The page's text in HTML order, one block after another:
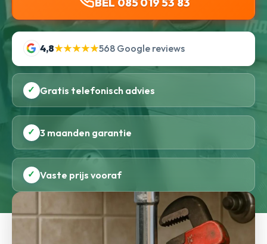
4,8★★★★★568 Google reviews
✓ Gratis telefonisch advies
✓ 3 maanden garantie
✓ Vaste prijs vooraf